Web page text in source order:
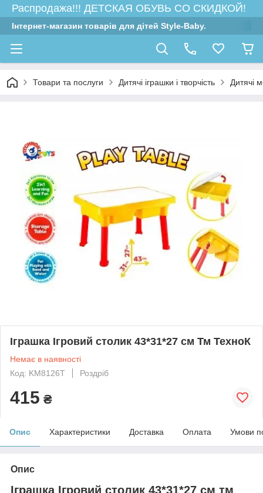
Распродажа!!! ДЕТСКАЯ ОБУВЬ СО СКИДКОЙ!
Інтернет-магазин товарів для дітей Style-Baby.
Товари та послуги Дитячі іграшки і творчість Дитячі
Іграшка Ігровий столик 43*31*27 см Тм ТехноК
Немає в наявності
Код: KM8126T
Роздріб
415 ₴
Опис Характеристики Доставка Оплата Умови
Опис
Іграшка Ігровий столик 43*31*27 см тм